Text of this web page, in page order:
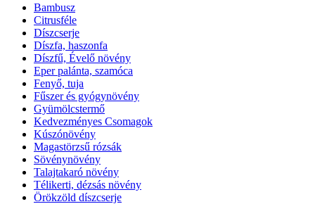
Bambusz
Citrusféle
Díszcserje
Díszfa, haszonfa
Díszfű, Évelő növény
Eper palánta, szamóca
Fenyő, tuja
Fűszer és gyógynövény
Gyümölcstermő
Kedvezményes Csomagok
Kúszónövény
Magastörzsű rózsák
Sövénynövény
Talajtakaró növény
Télikerti, dézsás növény
Örökzöld díszcserje